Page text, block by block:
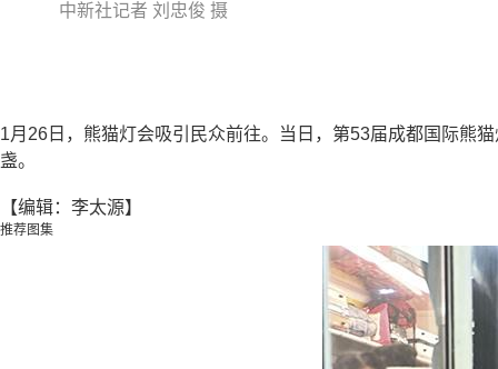
中新社记者 刘忠俊 摄
1月26日，熊猫灯会吸引民众前往。当日，第53届成都国际熊
盏。
【编辑：李太源】
推荐图集